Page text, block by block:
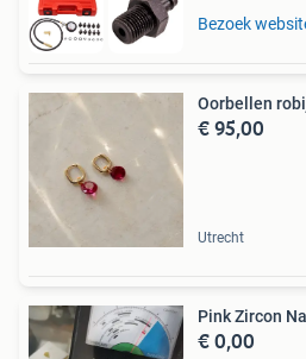
Bezoek
Oorbellen
€ 95,00
Utrecht
Pink Zircon
€ 0,00